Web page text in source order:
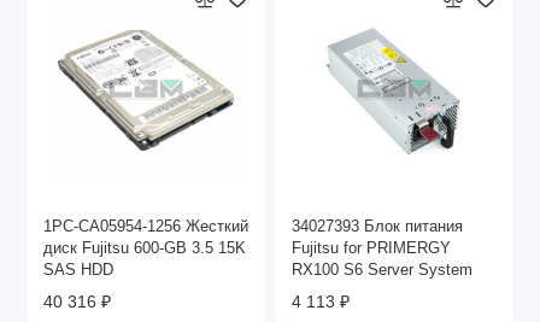
1PC-CA05954-1256 Жесткий
диск Fujitsu 600-GB 3.5 15K
SAS HDD
40 316 ₽
34027393 Блок питания
Fujitsu for PRIMERGY
RX100 S6 Server System
4 113 ₽